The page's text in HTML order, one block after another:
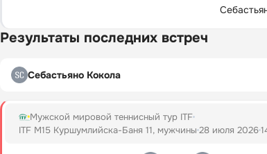
Результаты последних встреч
Себастьяно Кокола
Мужской мировой теннисный тур ITF
ITF M15 Куршумлийска-Баня 11, мужчины 28 июля 2026